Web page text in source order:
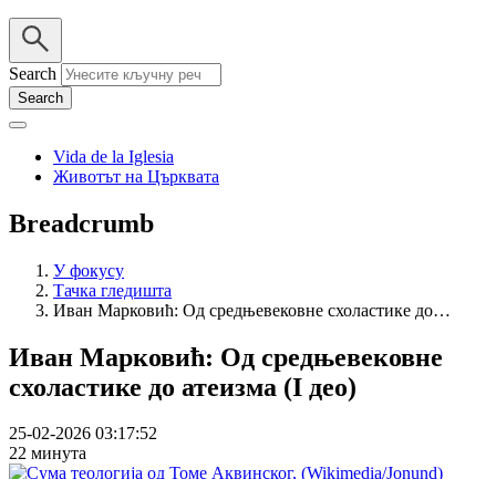
Search
Vida de la Iglesia
Животът на Църквата
Breadcrumb
У фокусу
Тачка гледишта
Иван Марковић: Од средњевековне схоластике до…
Иван Марковић: Од средњевековне
схоластике до атеизма (I део)
25-02-2026 03:17:52
22 минута